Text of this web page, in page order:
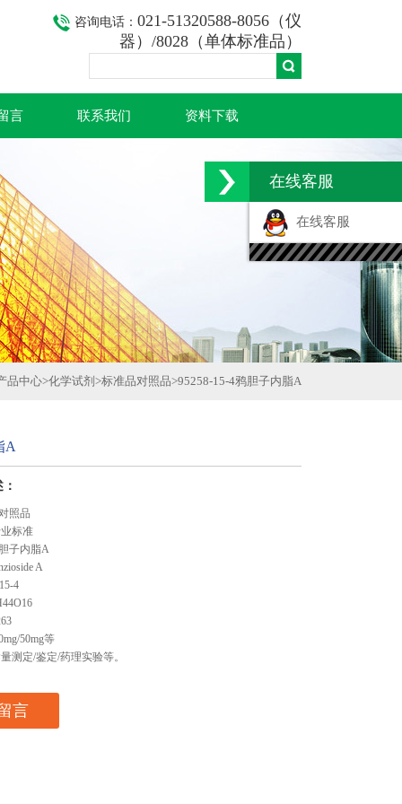
咨询电话： 021-51320588-8056（仪
器）/8028（单体标准品）
言 联系我们 资料下载
品中心>化学试剂 >标准品对照品>95258-15-4鸦胆子内脂A
A
照品
标准
子内脂A
A
4
50mg等
测定/鉴定/药理实验等。
言
在线客服
在线客服